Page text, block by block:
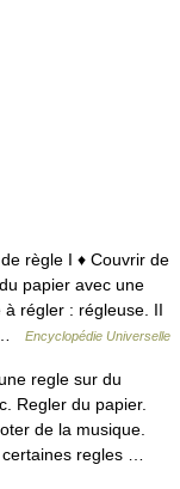
règle I ♦ Couvrir de
papier avec une
régler : régleuse. II
…
Encyclopédie Universelle
regle sur du
Regler du papier.
de la musique.
certaines regles …